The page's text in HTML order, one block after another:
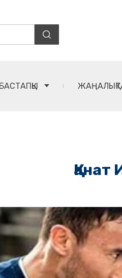
БАСТАПҚЫ